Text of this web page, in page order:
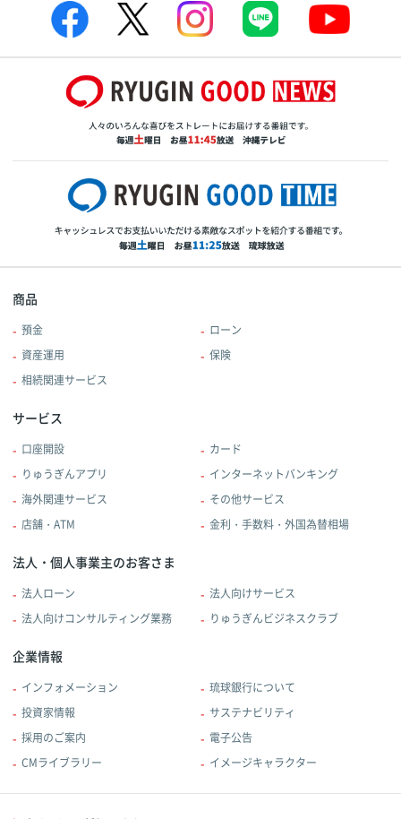
商品
預金
ローン
資産運用
保険
相続関連サービス
サービス
口座開設
カード
りゅうぎんアプリ
インターネットバンキング
海外関連サービス
その他サービス
店舗・ATM
金利・手数料・外国為替相場
法人・個人事業主のお客さま
法人ローン
法人向けサービス
法人向けコンサルティング業務
りゅうぎんビジネスクラブ
企業情報
インフォメーション
琉球銀行について
投資家情報
サステナビリティ
採用のご案内
電子公告
CMライブラリー
イメージキャラクター